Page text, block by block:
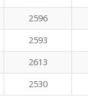
2596
2593
2613
2530